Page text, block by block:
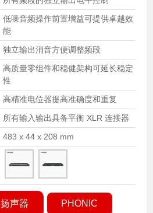
低噪音频操作前置增益可提供卓越效
能
独立输出消音方便调整频段
高质量零组件和稳健架构可延长稳定
性
高精准电位器提高准确度和重复
所有输入输出具备平衡 XLR 连接器
483 x 44 x 208 mm
扬声器 PHONIC